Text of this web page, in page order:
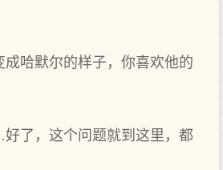
成哈默尔的样子，你喜欢他的
了，这个问题就到这里，都